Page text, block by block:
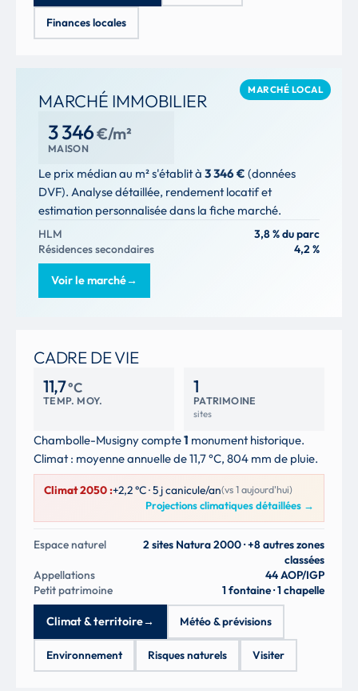
Finances locales
MARCHÉ LOCAL
MARCHÉ IMMOBILIER
3 346€/m²
MAISON
Le prix médian au m² s'établit à 3 346 € (données
DVF). Analyse détaillée, rendement locatif et
estimation personnalisée dans la fiche marché.
HLM
3,8 % du parc
Résidences secondaires
4,2 %
Voir le marché→
CADRE DE VIE
11,7°C
TEMP. MOY.
1
PATRIMOINE
sites
Chambolle-Musigny compte1 monument historique.
Climat : moyenne annuelle de 11,7 °C, 804 mm de pluie.
Climat 2050 :+2,2 °C · 5 j canicule/an(vs 1 aujourd'hui)
Projections climatiques détaillées →
Espace naturel
2 sites Natura 2000 · +8 autres zones
classées
Appellations
44 AOP/IGP
Petit patrimoine
1 fontaine · 1 chapelle
Climat & territoire→ Météo & prévisions
Environnement Risques naturels Visiter